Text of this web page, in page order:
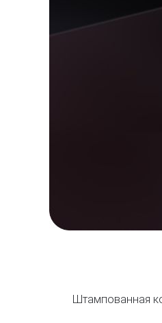
Штампованная